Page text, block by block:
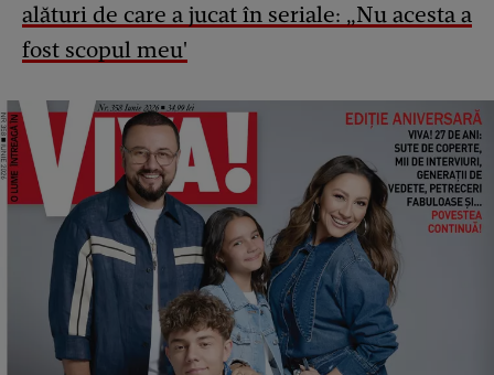
alături de care a jucat în seriale: „Nu acesta a
fost scopul meu'